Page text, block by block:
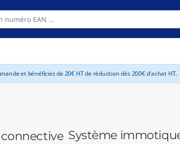
et bénéficiez de 20€ HT de réduction dès 200€ d'achat HT.
Système